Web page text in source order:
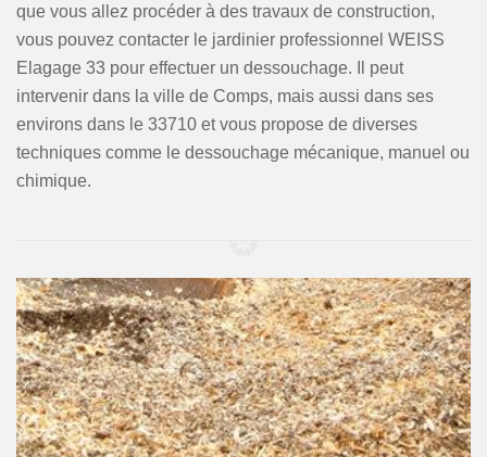
que vous allez procéder à des travaux de construction,
vous pouvez contacter le jardinier professionnel WEISS
Elagage 33 pour effectuer un dessouchage. Il peut
intervenir dans la ville de Comps, mais aussi dans ses
environs dans le 33710 et vous propose de diverses
techniques comme le dessouchage mécanique, manuel ou
chimique.